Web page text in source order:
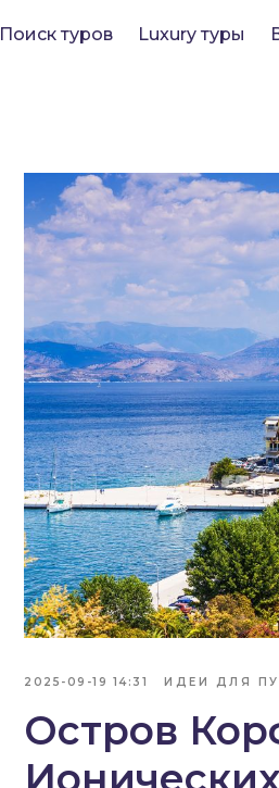
Поиск туров Luxury туры
2025-09-19 14:31 ИДЕИ ДЛЯ
Остров